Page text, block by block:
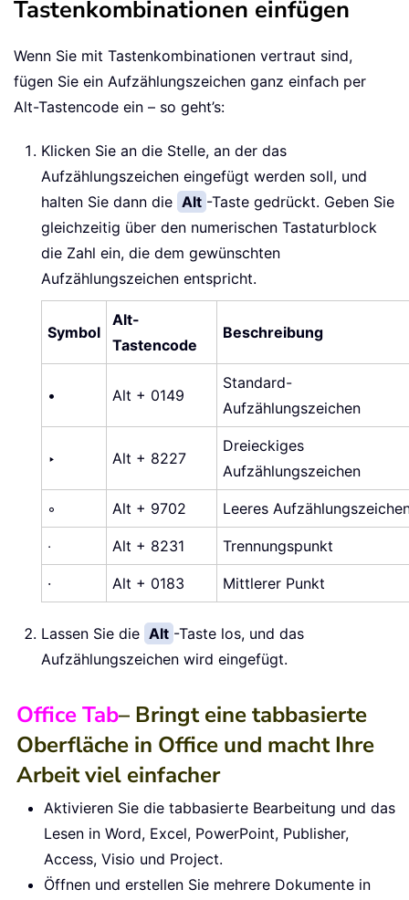
Tastenkombinationen einfügen
Wenn Sie mit Tastenkombinationen vertraut sind,
fügen Sie ein Aufzählungszeichen ganz einfach per
Alt-Tastencode ein – so geht’s:
Klicken Sie an die Stelle, an der das
Aufzählungszeichen eingefügt werden soll, und
halten Sie dann die Alt -Taste gedrückt. Geben Sie
gleichzeitig über den numerischen Tastaturblock
die Zahl ein, die dem gewünschten
Aufzählungszeichen entspricht.
Symbol
Alt-
Tastencode
Beschreibung
• Alt + 0149
Standard-
Aufzählungszeichen
‣ Alt + 8227
Dreieckiges
Aufzählungszeichen
◦ Alt + 9702 Leeres
‧ Alt + 8231 Trennungspunkt
· Alt + 0183 Mittlerer Punkt
Lassen Sie die Alt -Taste los, und das
Aufzählungszeichen wird eingefügt.
Office Tab– Bringt eine tabbasierte
Oberfläche in Office und macht Ihre
Arbeit viel einfacher
Aktivieren Sie die tabbasierte Bearbeitung und das
Lesen in Word, Excel, PowerPoint, Publisher,
Access, Visio und Project.
Öffnen und erstellen Sie mehrere Dokumente in